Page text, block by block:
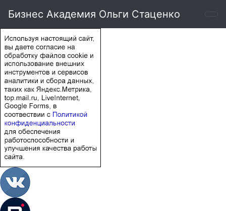
Бизнес Академия Ольги Стаценко